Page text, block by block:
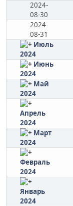
2024-
08-30
2024-
08-31
Июль
2024
Июнь
2024
Май
2024
Апрель
2024
Март
2024
Февраль
2024
Январь
2024